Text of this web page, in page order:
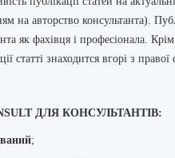
на авторство консультанта).
як фахівця і професіонала.
статті знаходится вгорі з
ДЛЯ КОНСУЛЬТАНТІВ:
;